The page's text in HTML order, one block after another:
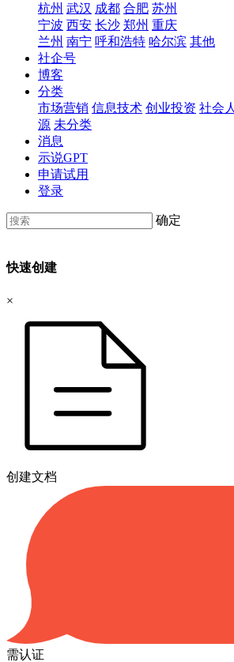
杭州 武汉 成都 合肥 苏州
宁波 西安 长沙 郑州 重庆
兰州 南宁 呼和浩特 哈尔滨 其他
社企号
博客
分类
市场营销 信息技术 创业投资 社会
源 未分类
消息
示说GPT
申请试用
登录
确定
快速创建
×
创建文档
需认证